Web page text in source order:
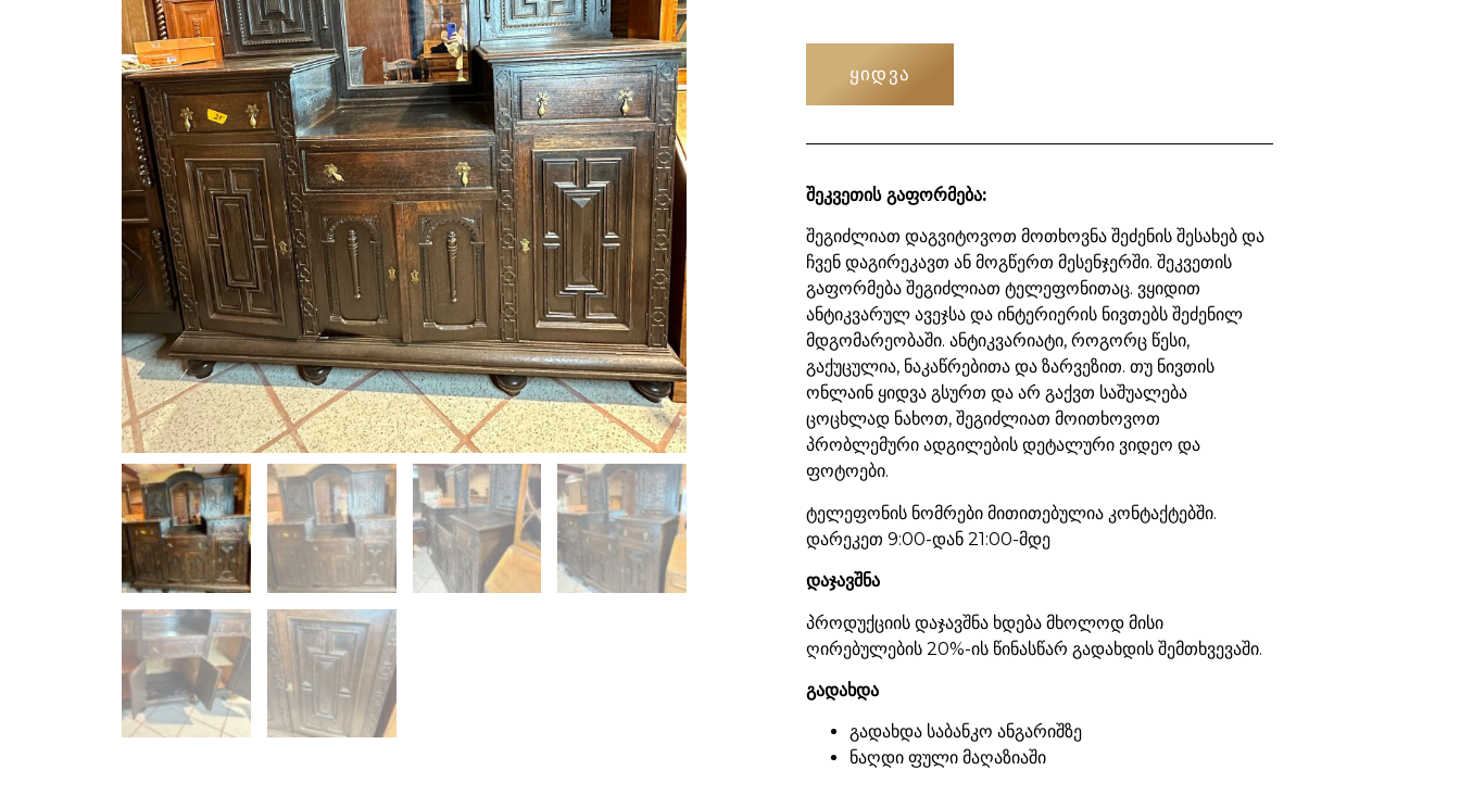
ᲧᲘᲓᲕᲐ
შეკვეთის გაფორმება:
შეგიძლიათ დაგვიტოვოთ მოთხოვნა შეძენის შესახებ და
ჩვენ დაგირეკავთ ან მოგწერთ მესენჯერში. შეკვეთის
გაფორმება შეგიძლიათ ტელეფონითაც. ვყიდით
ანტიკვარულ ავეჯსა და ინტერიერის ნივთებს შეძენილ
მდგომარეობაში. ანტიკვარიატი, როგორც წესი,
გაქუცულია, ნაკაწრებითა და ზარვეზით. თუ ნივთის
ონლაინ ყიდვა გსურთ და არ გაქვთ საშუალება
ცოცხლად ნახოთ, შეგიძლიათ მოითხოვოთ
პრობლემური ადგილების დეტალური ვიდეო და
ფოტოები.
ტელეფონის ნომრები მითითებულია კონტაქტებში.
დარეკეთ 9:00-დან 21:00-მდე
დაჯავშნა
პროდუქციის დაჯავშნა ხდება მხოლოდ მისი
ღირებულების 20%-ის წინასწარ გადახდის შემთხვევაში.
გადახდა
გადახდა საბანკო ანგარიშზე
ნაღდი ფული მაღაზიაში